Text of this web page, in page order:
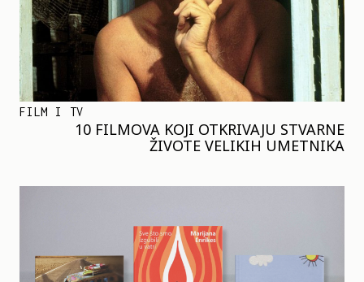
FILM I TV
10 FILMOVA KOJI OTKRIVAJU STVARNE
ŽIVOTE VELIKIH UMETNIKA